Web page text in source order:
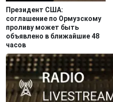
Президент США:
соглашение по Ормузскому
проливу может быть
объявлено в ближайшие 48
часов